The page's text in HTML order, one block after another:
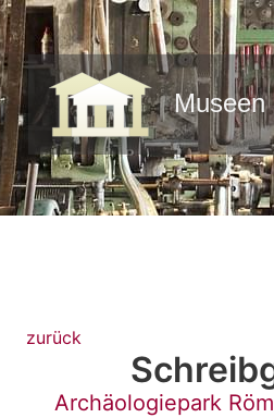
zurück
Archäologiepark